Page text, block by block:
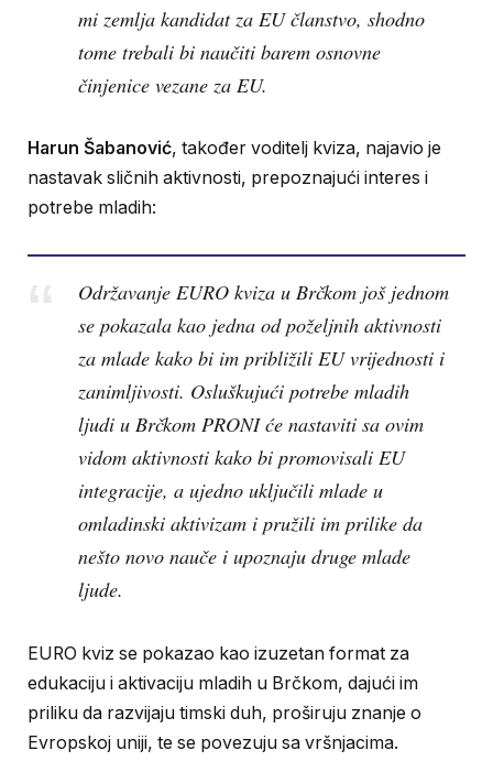
mi zemlja kandidat za EU članstvo, shodno
tome trebali bi naučiti barem osnovne
činjenice vezane za EU.
Harun Šabanović, također voditelj kviza, najavio je
nastavak sličnih aktivnosti, prepoznajući interes i
potrebe mladih:
Održavanje EURO kviza u Brčkom još jednom
se pokazala kao jedna od poželjnih aktivnosti
za mlade kako bi im približili EU vrijednosti i
zanimljivosti. Osluškujući potrebe mladih
ljudi u Brčkom PRONI će nastaviti sa ovim
vidom aktivnosti kako bi promovisali EU
integracije, a ujedno uključili mlade u
omladinski aktivizam i pružili im prilike da
nešto novo nauče i upoznaju druge mlade
ljude.
EURO kviz se pokazao kao izuzetan format za
edukaciju i aktivaciju mladih u Brčkom, dajući im
priliku da razvijaju timski duh, proširuju znanje o
Evropskoj uniji, te se povezuju sa vršnjacima.